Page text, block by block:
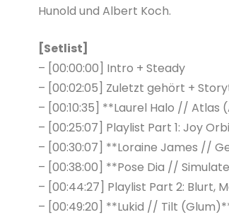
Hunold und Albert Koch.
[Setlist]
– [00:00:00] Intro + Steady
– [00:02:05] Zuletzt gehört +
– [00:10:35] **Laurel Halo // Atlas
– [00:25:07] Playlist Part 1: Joy
– [00:30:07] **Loraine James //
– [00:38:00] **Pose Dia //
– [00:44:27] Playlist Part 2: Blurt,
– [00:49:20] **Lukid // Tilt